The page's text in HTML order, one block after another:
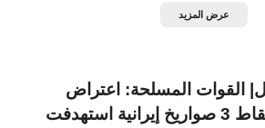
عرض المزيد
القوات المسلحة: اعتراض
وإسقاط 3 صواريخ إيرانية استهدفت